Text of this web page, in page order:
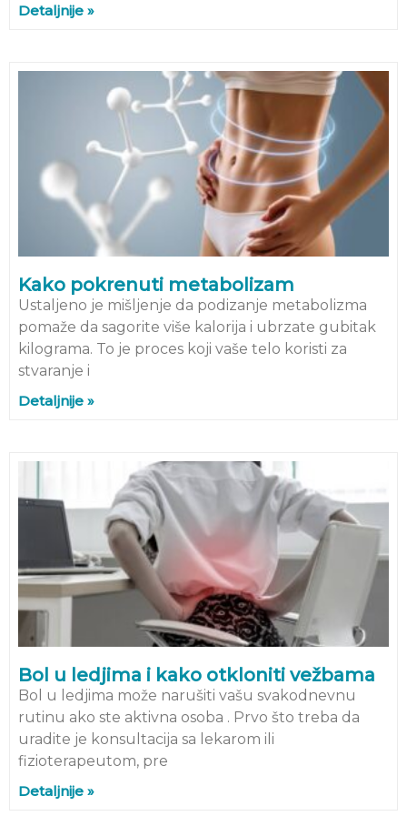
Detaljnije »
Kako pokrenuti metabolizam
Ustaljeno je mišljenje da podizanje metabolizma
pomaže da sagorite više kalorija i ubrzate gubitak
kilograma. To je proces koji vaše telo koristi za
stvaranje i
Detaljnije »
Bol u ledjima i kako otkloniti vežbama
Bol u ledjima može narušiti vašu svakodnevnu
rutinu ako ste aktivna osoba . Prvo što treba da
uradite je konsultacija sa lekarom ili
fizioterapeutom, pre
Detaljnije »